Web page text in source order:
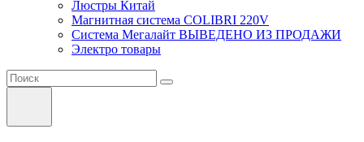
Люстры Китай
Магнитная система COLIBRI 220V
Система Мегалайт ВЫВЕДЕНО ИЗ ПРОДАЖИ
Электро товары